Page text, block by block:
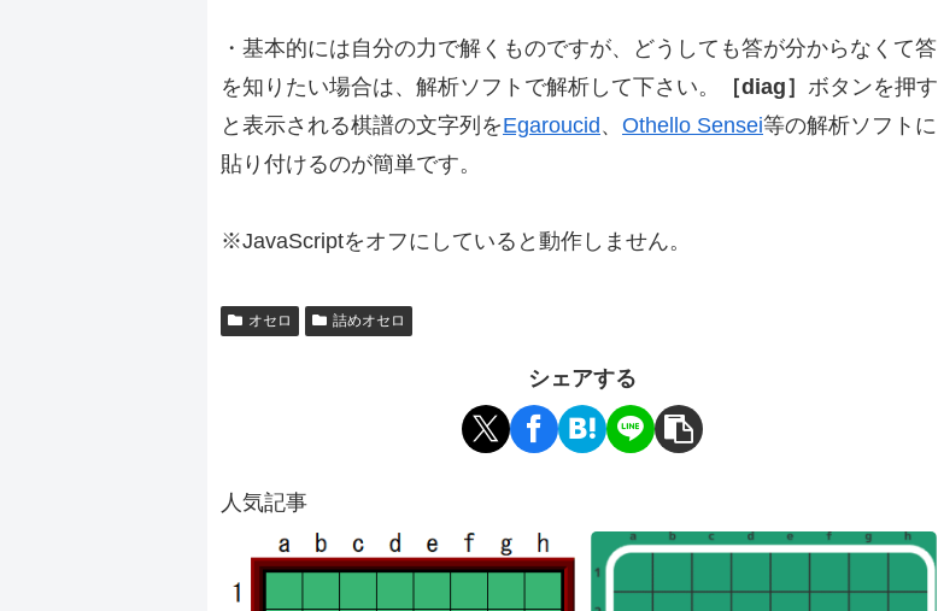
・基本的には自分の力で解くものですが、どうしても答が分からなくて答
を知りたい場合は、解析ソフトで解析して下さい。
［diag］ ボタンを押す
と表示される棋譜の文字列をEgaroucid、 Othello Sensei等の解析ソフトに
貼り付けるのが簡単です。
※JavaScriptをオフにしていると動作しません。
オセロ 詰めオセロ
シェアする
人気記事